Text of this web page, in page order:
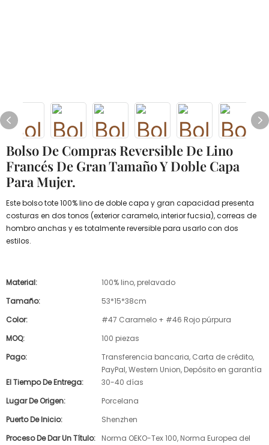
Bolso De Compras Reversible De Lino
Francés De Gran Tamaño Y Doble Capa
Para Mujer.
Este bolso tote 100% lino de doble capa y gran capacidad presenta
costuras en dos tonos (exterior caramelo, interior fucsia), correas de
hombro anchas y es totalmente reversible para usarlo con dos
estilos.
Material:
100% lino, prelavado
Tamaño:
53*15*38cm
Color:
#47 Caramelo + #46 Rojo púrpura
MOQ:
100 piezas
Pago:
Transferencia bancaria, Carta de crédito,
PayPal, Western Union, Depósito en garantía
El Tiempo De Entrega:
30-40 días
Lugar De Origen:
Porcelana
Puerto De Inicio:
Shenzhen
Proceso De Dar Un Título:
Norma OEKO-Tex 100, Norma Europea del